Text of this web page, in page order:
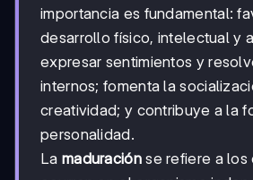
importancia es fundamental:
desarrollo físico, intelectual y
expresar sentimientos y
internos; fomenta la
creatividad; y contribuye a la
personalidad.
La maduraciónse refiere a los